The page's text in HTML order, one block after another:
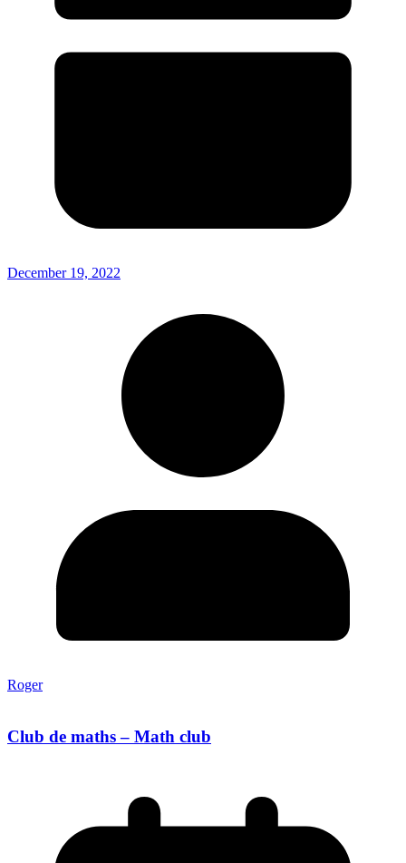
December 19, 2022
Roger
Club de maths – Math club